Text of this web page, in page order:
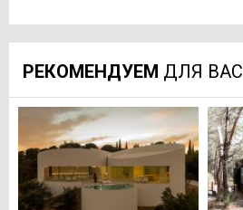
РЕКОМЕНДУЕМ ДЛЯ ВАС